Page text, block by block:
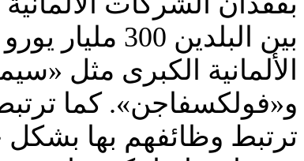
الألمانية الكبرى مثل
و«فولكسفاجن». كما
ترتبط وظائفهم بها بشكل